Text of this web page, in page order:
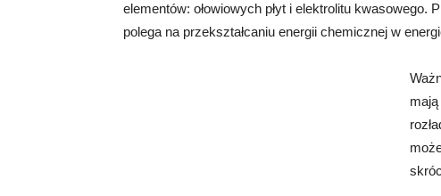
elementów: ołowiowych płyt i elektrolitu kwasowego.
polega na przekształcaniu energii chemicznej w